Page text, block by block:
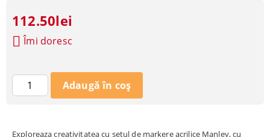
Exploreaza creativitatea cu setul de markere acrilice Manley, cu
112.50lei
Îmi doresc